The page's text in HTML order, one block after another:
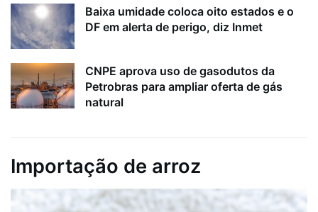
Baixa umidade coloca oito estados e o
DF em alerta de perigo, diz Inmet
CNPE aprova uso de gasodutos da
Petrobras para ampliar oferta de gás
natural
Importação de arroz